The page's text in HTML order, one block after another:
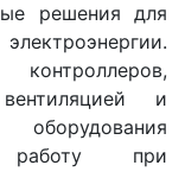
решения для
и
работу при